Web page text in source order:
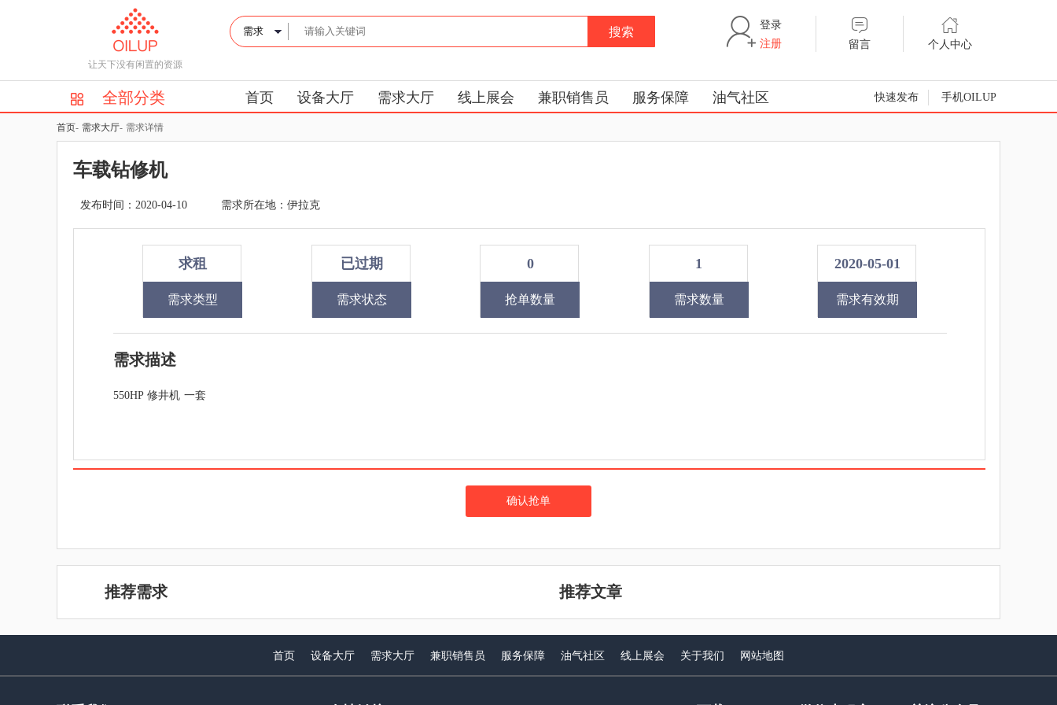
让天下没有闲置的资源
搜索
登录
注册
留言 个人中心
全部分类 首页 设备大厅 需求大厅 线上展会 兼职销售员 服务保障 油气社区 手机OILUP
快速发布
首页- 需求大厅- 需求详情
车载钻修机
发布时间：2020-04-10 需求所在地：伊拉克
求租
需求类型
已过期
需求状态
0
抢单数量
1
需求数量
2020-05-01
需求有效期
需求描述
550HP 修井机 一套
确认抢单
推荐需求 推荐文章
首页 设备大厅 需求大厅 兼职销售员 服务保障 油气社区 线上展会 关于我们 网站地图